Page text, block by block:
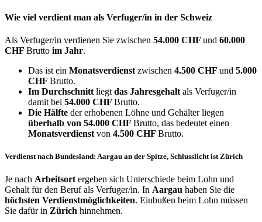
Wie viel verdient man als Verfuger/in in der Schweiz
Als Verfuger/in verdienen Sie zwischen 54.000 CHF und 60.000
CHF Brutto im Jahr.
Das ist ein Monatsverdienst zwischen 4.500 CHF und 5.000
CHF Brutto.
Im Durchschnitt liegt das Jahresgehalt als Verfuger/in
damit bei 54.000 CHF Brutto.
Die Hälfte der erhobenen Löhne und Gehälter liegen
überhalb von 54.000 CHF Brutto, das bedeutet einen
Monatsverdienst von 4.500 CHF Brutto.
Verdienst nach Bundesland: Aargau an der Spitze, Schlusslicht ist Zürich
Je nach Arbeitsort ergeben sich Unterschiede beim Lohn und
Gehalt für den Beruf als Verfuger/in. In Aargau haben Sie die
höchsten Verdienstmöglichkeiten. Einbußen beim Lohn müssen
Sie dafür in Zürich hinnehmen.